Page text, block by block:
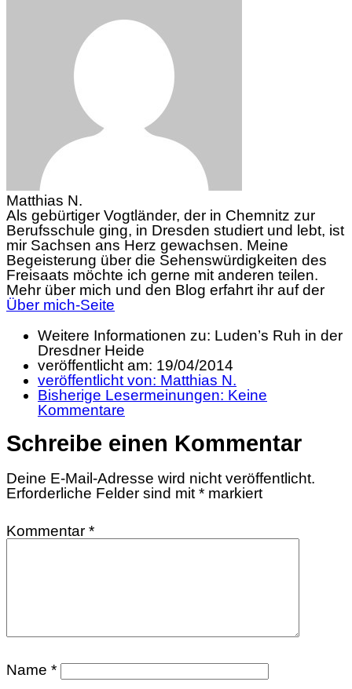
Matthias N.
Als gebürtiger Vogtländer, der in Chemnitz zur
Berufsschule ging, in Dresden studiert und lebt, ist
mir Sachsen ans Herz gewachsen. Meine
Begeisterung über die Sehenswürdigkeiten des
Freisaats möchte ich gerne mit anderen teilen.
Mehr über mich und den Blog erfahrt ihr auf der
Über mich-Seite
Weitere Informationen zu: Luden’s Ruh in der
Dresdner Heide
veröffentlicht am: 19/04/2014
veröffentlicht von: Matthias N.
Bisherige Lesermeinungen: Keine
Kommentare
Schreibe einen Kommentar
Deine E-Mail-Adresse wird nicht veröffentlicht.
Erforderliche Felder sind mit* markiert
Kommentar *
Name *